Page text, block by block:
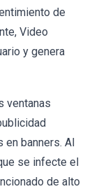
de
Video
y genera
ventanas
en banners. Al
se infecte el
de alto